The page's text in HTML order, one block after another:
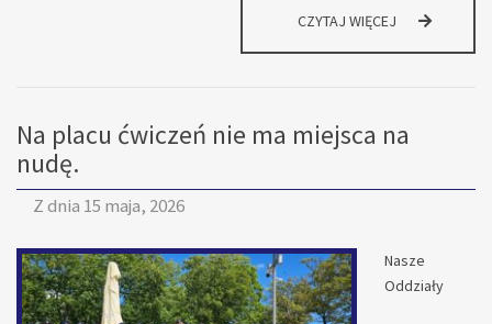
CZYTAJ WIĘCEJ INFORMACJA
MUNDUROWEJ
Na placu ćwiczeń nie ma miejsca na
nudę.
Z dnia 15 maja, 2026
Nasze
Oddziały